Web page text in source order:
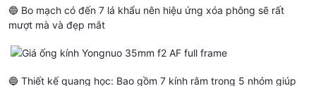
🔵 Bo mạch có đến 7 lá khẩu nên hiệu ứng xóa phông sẽ rất
mượt mà và đẹp mắt
🔵 Thiết kế quang học: Bao gồm 7 kính râm trong 5 nhóm giúp